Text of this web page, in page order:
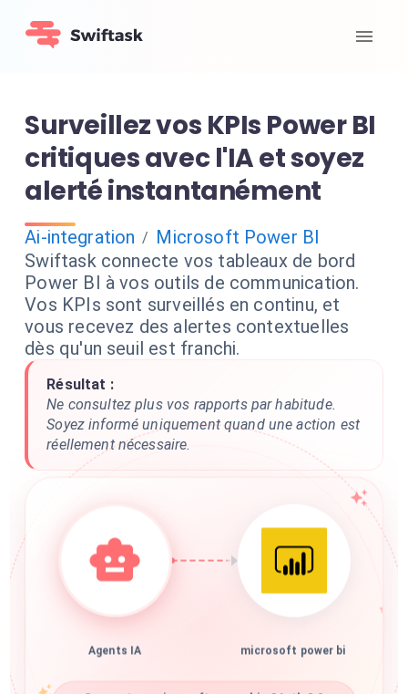
Surveillez vos KPIs Power BI
critiques avec l'IA et soyez
alerté instantanément
Ai-integration / Microsoft Power BI
Swiftask connecte vos tableaux de bord
Power BI à vos outils de communication.
Vos KPIs sont surveillés en continu, et
vous recevez des alertes contextuelles
dès qu'un seuil est franchi.
Résultat :
Ne consultez plus vos rapports par habitude.
Soyez informé uniquement quand une action est
réellement nécessaire.
Agents IA microsoft power bi